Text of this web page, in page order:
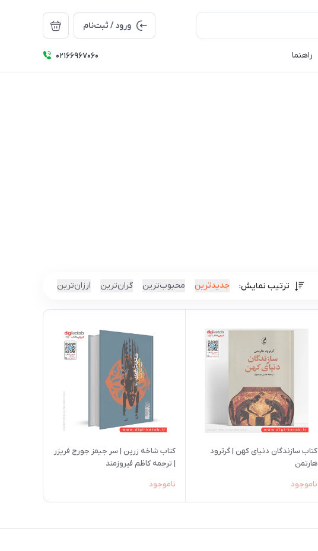
ورود / ثبت‌نام
راهنما ۰۲۱66967060
ترتیب نمایش: جدیدترین محبوب‌ترین گران‌ترین ارزان‌ترین
کتاب سازندگان دنیای کهن | گرترود
هارتمن
ناموجود
کتاب شاخه زرین | سر جیمز جورج فریزر
| ترجمه کاظم فیروزمند
ناموجود